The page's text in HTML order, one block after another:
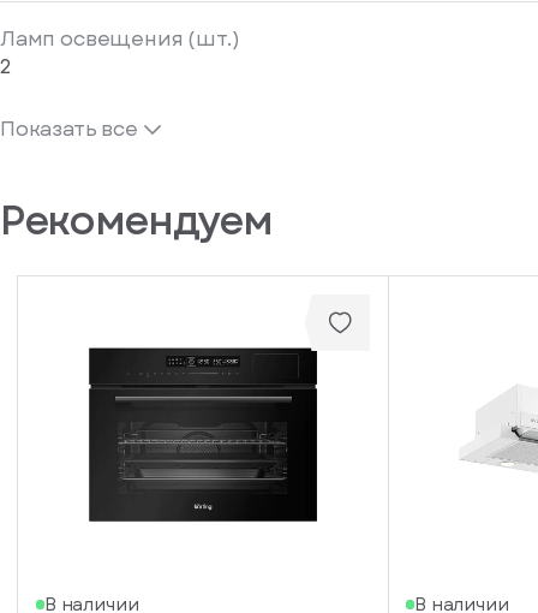
Ламп освещения (шт.)
2
Показать все
Рекомендуем
В наличии В наличии